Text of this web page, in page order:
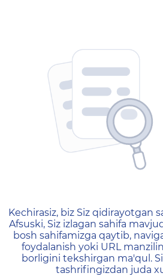
404 —
Kechirasiz, biz Siz qidirayotgan
Afsuski, Siz izlagan sahifa
bosh sahifamizga qaytib,
foydalanish yoki URL
borligini tekshirgan ma'qul.
tashrifingizdan juda